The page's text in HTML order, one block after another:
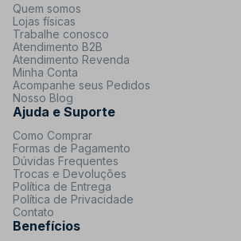
Quem somos
Lojas físicas
Trabalhe conosco
Atendimento B2B
Atendimento Revenda
Minha Conta
Acompanhe seus Pedidos
Nosso Blog
Ajuda e Suporte
Como Comprar
Formas de Pagamento
Dúvidas Frequentes
Trocas e Devoluções
Política de Entrega
Política de Privacidade
Contato
Benefícios